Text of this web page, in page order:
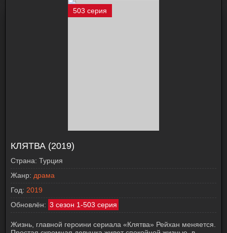
503 серия
КЛЯТВА (2019)
Страна: Турция
Жанр: драма
Год: 2019
Обновлён: 3 сезон 1-503 серия
Жизнь, главной героини сериала «Клятва» Рейхан меняется.